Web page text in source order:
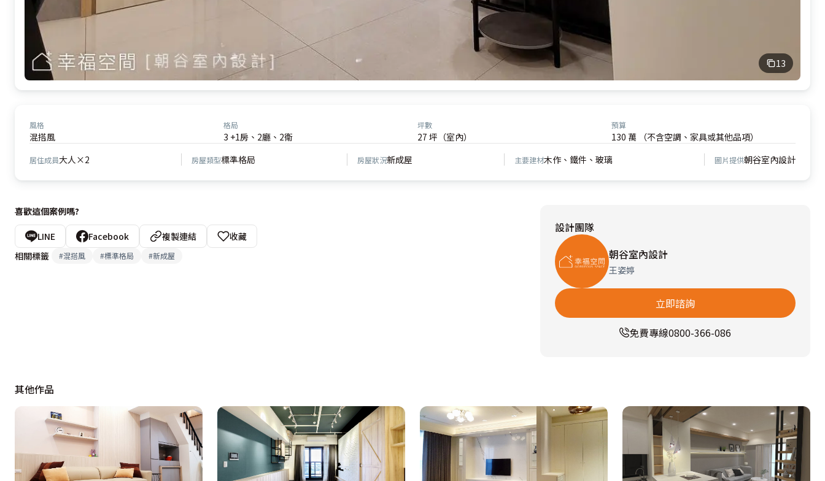
13
風格
混搭風
格局
3 +1房、2廳、2衛
坪數
27 坪（室內）
預算
130 萬 （不含空調、家具或其他品項）
居住成員大人×2 房屋類型標準格局 房屋狀況新成屋 主要建材木作、鐵件、玻璃 圖片提供朝谷室內設計
喜歡這個案例嗎?
LINE Facebook 複製連結
收藏
相關標籤
#混搭風 #標準格局 #新成屋
設計團隊
朝谷室內設計
王姿婷
立即諮詢
免費專線0800-366-086
其他作品